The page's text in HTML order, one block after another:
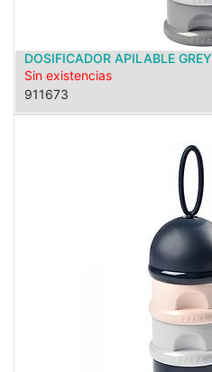
DOSIFICADOR APILABLE GREY
Sin existencias
911673